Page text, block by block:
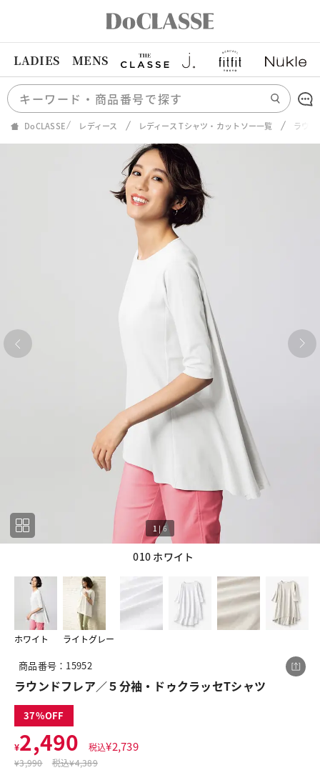
LADIES MENS
DoCLASSE レディース レディース Tシャツ・カットソー一覧 ラウ
010 ホワイト
1 |6
ホワイト ライトグレー
1 6
商品番号：15952
ラウンドフレア／５分袖・ドゥクラッセTシャツ
37
¥2,490 税込¥2,739
¥3,990 税込¥4,389
この商品をシェアする
¥2,490 税込¥2,739